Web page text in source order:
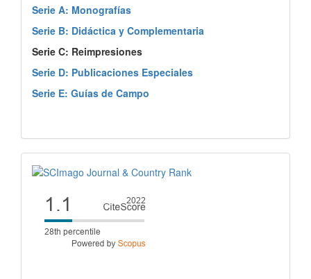
Serie A: Monografías
Serie B: Didáctica y Complementaria
Serie C: Reimpresiones
Serie D: Publicaciones Especiales
Serie E: Guías de Campo